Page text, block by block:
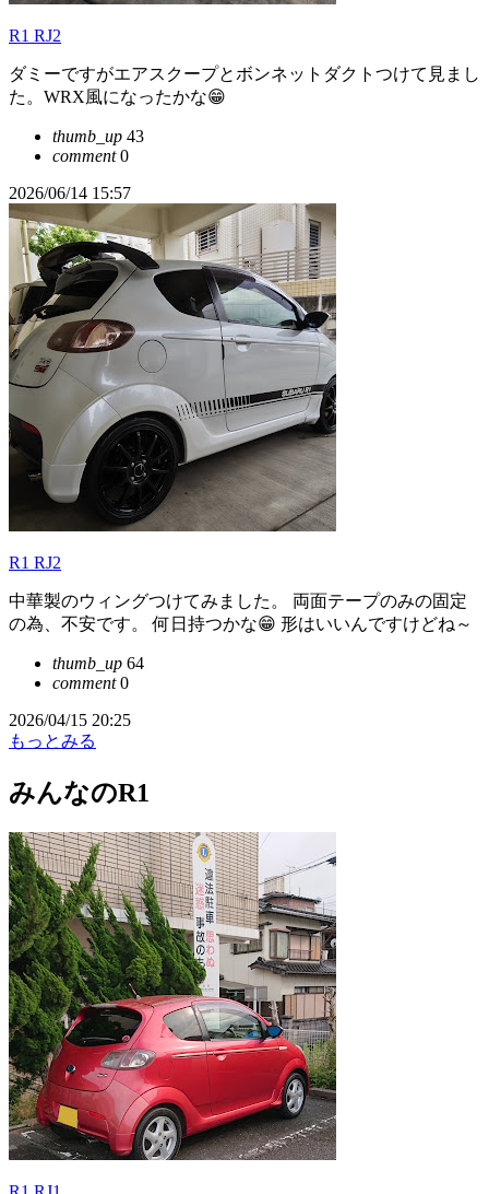
R1 RJ2
ダミーですがエアスクープとボンネットダクトつけて見まし
た。WRX風になったかな😁
thumb_up 43
comment0
2026/06/14 15:57
R1 RJ2
中華製のウィングつけてみました。 両面テープのみの固定
の為、不安です。 何日持つかな😁 形はいいんですけどね～
thumb_up 64
comment0
2026/04/15 20:25
もっとみる
みんなのR1